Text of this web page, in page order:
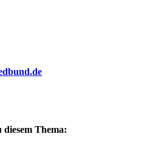
Thema: